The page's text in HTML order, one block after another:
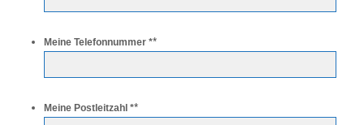
Meine Telefonnummer **
Meine Postleitzahl **